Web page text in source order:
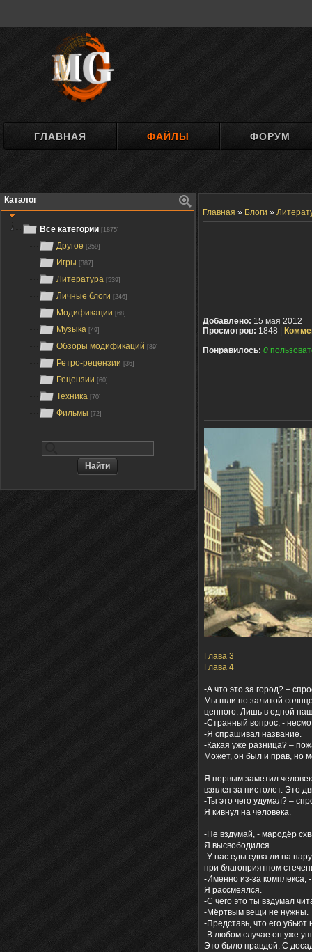
ГЛАВНАЯ ФАЙЛЫ ФОРУМ
Каталог
Все категории [1875]
Другое [259]
Игры [387]
Литература [539]
Личные блоги [246]
Модификации [68]
Музыка [49]
Обзоры модификаций [89]
Ретро-рецензии [36]
Рецензии [60]
Техника [70]
Фильмы [72]
Главная » Блоги »
Добавлено: 15 мая 2012
Просмотров: 1848 |
Понравилось: 0
Глава 3
Глава 4
-А что это за город? –
Мы шли по залитой
ценного. Лишь в одной
-Странный вопрос, -
-Я спрашивал название.
-Какая уже разница? –
Может, он был и прав, но
Я первым заметил
взялся за пистолет. Это
-Ты это чего удумал? –
Я кивнул на человека.
-Не вздумай, - мародёр
Я высвободился.
-У нас еды едва ли на
при благоприятном
-Именно из-за комплекса,
Я рассмеялся.
-С чего это ты вздумал
-Мёртвым вещи не нужны.
-Представь, что его
-В любом случае он уже
Это было правдой. С